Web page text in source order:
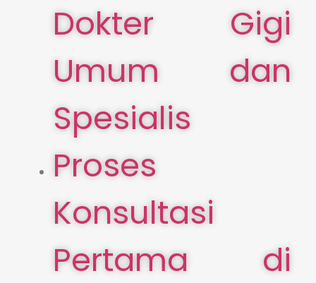
Dokter Gigi
Umum dan
Spesialis
Proses
Konsultasi
Pertama di